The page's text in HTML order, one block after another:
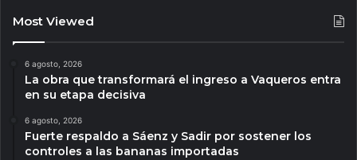
Most Viewed
6 agosto, 2026
La obra que transformará el ingreso a Vaqueros entra
en su etapa decisiva
6 agosto, 2026
Fuerte respaldo a Sáenz y Sadir por sostener los
controles a las bananas importadas